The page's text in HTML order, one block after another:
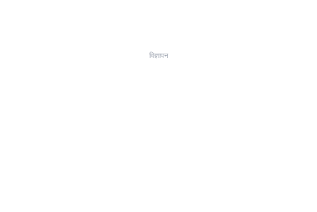
विज्ञापन